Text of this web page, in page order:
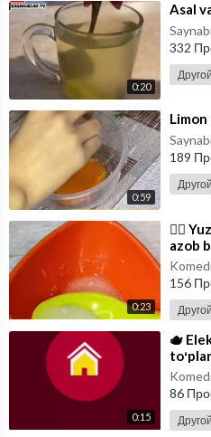
0:20
⁣Asal
332
Другой
0:59
⁣Limon
189
Другой
0:23
⁣🙅‍♀️
azob
156
Другой
0:15
⁣🫖
86
Другой